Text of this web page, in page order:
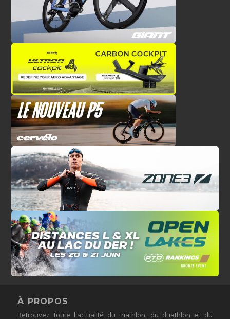
À PROPOS
Retrouvez toute l'actualité du triathlon, du duathlon et du